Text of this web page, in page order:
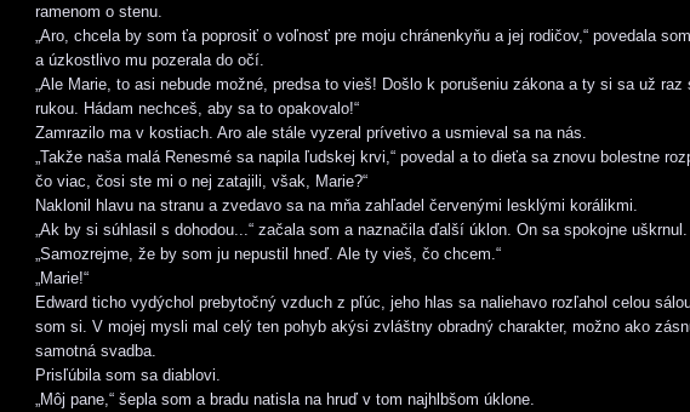
ramenom o stenu.
„Aro, chcela by som ťa poprosiť o voľnosť pre moju chránenkyňu a jej rodičov,“ povedala som
a úzkostlivo mu pozerala do očí.
„Ale Marie, to asi nebude možné, predsa to vieš! Došlo k porušeniu zákona a ty si sa už raz
rukou. Hádam nechceš, aby sa to opakovalo!“
Zamrazilo ma v kostiach. Aro ale stále vyzeral prívetivo a usmieval sa na nás.
„Takže naša malá Renesmé sa napila ľudskej krvi,“ povedal a to dieťa sa znovu bolestne
čo viac, čosi ste mi o nej zatajili, však, Marie?“
Naklonil hlavu na stranu a zvedavo sa na mňa zahľadel červenými lesklými korálikmi.
„Ak by si súhlasil s dohodou...“ začala som a naznačila ďalší úklon. On sa spokojne uškrnul.
„Samozrejme, že by som ju nepustil hneď. Ale ty vieš, čo chcem.“
„Marie!“
Edward ticho vydýchol prebytočný vzduch z pľúc, jeho hlas sa naliehavo rozľahol celou
som si. V mojej mysli mal celý ten pohyb akýsi zvláštny obradný charakter, možno ako
samotná svadba.
Prisľúbila som sa diablovi.
„Môj pane,“ šepla som a bradu natisla na hruď v tom najhlbšom úklone.